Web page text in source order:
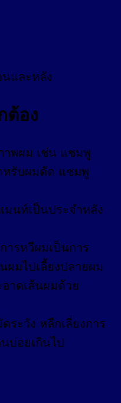
นและหลัง
ต้อง
าพผม เช่น แชมพู
หรับผมดัด แชมพู
นท์เป็นประจำหลัง
ารหวีผมเป็นการ
มไปเลี้ยงปลายผม
าดเส้นผมด้วย
ระวัง หลีกเลี่ยงการ
บ่อยเกินไป